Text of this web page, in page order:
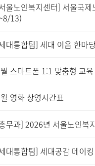
울노인복지센터] 서울국
13)
대통합팀] 세대 이음 한마당
스마트폰 1:1 맞춤형 교
영화 상영시간표
무과] 2026년 서울노인복
대통합팀] 세대공감 메이